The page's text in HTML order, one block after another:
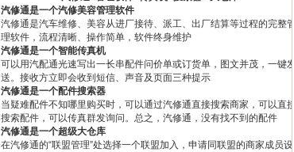
汽修通是一个汽修美容管理软件
汽修通是汽车维修、美容从进厂接待、派工、出厂结算等过程的完整管
理软件，流程清晰、操作简单，软件终身维护
汽修通是一个智能传真机
可以用汽配通光速写出一长串配件问价单或订货单，图文并茂，一键发
送。接收方立即会收到短信、声音及页面三种提示
汽修通是一个配件搜索器
当疑难配件不知哪里购买时，可以通过汽修通直接搜索商家，可以直接
搜索配件，可以传真群发询问。总之，汽修通，没有找不到的配件
汽修通是一个超级大仓库
在汽修通的“联盟管理”处选择一个联盟加入，申请同联盟的商家成员设